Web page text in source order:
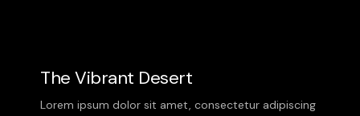
The Vibrant Desert
Lorem ipsum dolor sit amet, consectetur adipiscing